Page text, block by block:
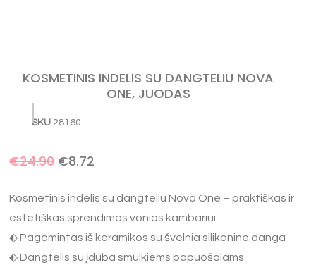
KOSMETINIS INDELIS SU DANGTELIU NOVA
ONE, JUODAS
SKU 28160
€24.90 €8.72
Kosmetinis indelis su dangteliu Nova One – praktiškas ir
estetiškas sprendimas vonios kambariui.
⬖ Pagamintas iš keramikos su švelnia silikonine danga
⬖ Dangtelis su įduba smulkiems papuošalams